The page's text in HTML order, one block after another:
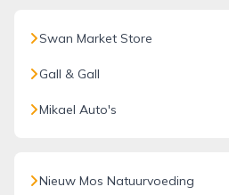
Swan Market Store
Gall & Gall
Mikael Auto's
Nieuw Mos Natuurvoeding